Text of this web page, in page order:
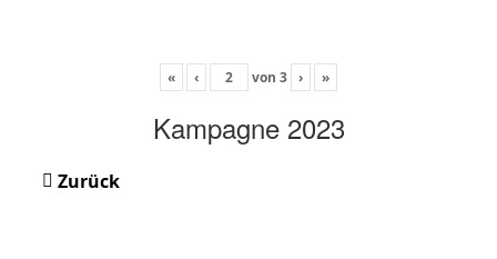
« ‹ von 3 › »
Kampagne 2023
Zurück